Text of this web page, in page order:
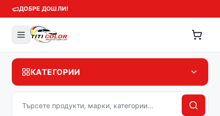
ДОБРЕ ДОШЛИ!
КАТЕГОРИИ